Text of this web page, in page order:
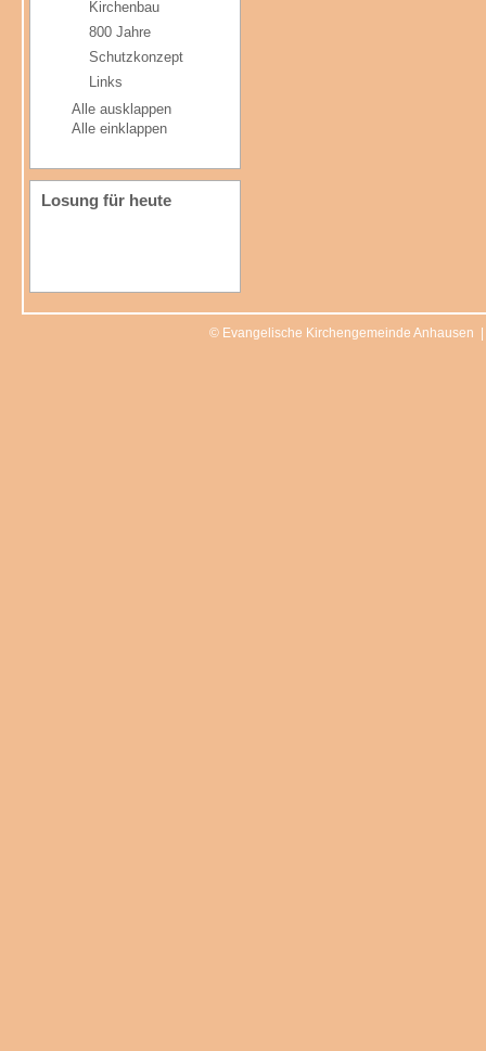
Kirchenbau
800 Jahre
Schutzkonzept
Links
Alle ausklappen
Alle einklappen
Losung für heute
© Evangelische Kirchengemeinde Anhausen